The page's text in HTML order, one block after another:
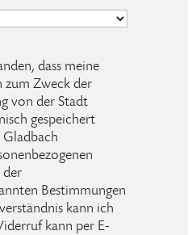
dass meine
zum Zweck der
von der Stadt
gespeichert
Gladbach
der
Bestimmungen
kann ich
kann per E-